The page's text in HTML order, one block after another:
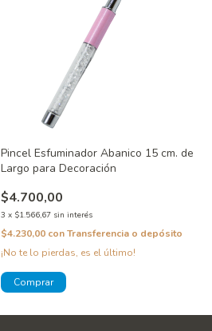
Pincel Esfuminador Abanico 15 cm. de
Largo para Decoración
$4.700,00
3 x $1.566,67 sin interés
$4.230,00 conTransferencia o depósito
¡No te lo pierdas, es el último!